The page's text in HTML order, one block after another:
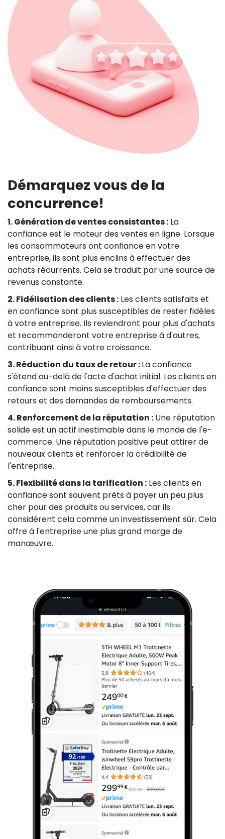
Démarquez vous de la
concurrence!
1. Génération de ventes consistantes : La
confiance est le moteur des ventes en ligne. Lorsque
les consommateurs ont confiance en votre
entreprise, ils sont plus enclins à effectuer des
achats récurrents. Cela se traduit par une source de
revenus constante.
2. Fidélisation des clients : Les clients satisfaits et
en confiance sont plus susceptibles de rester fidèles
à votre entreprise. Ils reviendront pour plus d'achats
et recommanderont votre entreprise à d'autres,
contribuant ainsi à votre croissance.
3. Réduction du taux de retour :La confiance
s'étend au-delà de l'acte d'achat initial. Les clients en
confiance sont moins susceptibles d'effectuer des
retours et des demandes de remboursements.
4. Renforcement de la réputation : Une réputation
solide est un actif inestimable dans le monde de l'e-
commerce. Une réputation positive peut attirer de
nouveaux clients et renforcer la crédibilité de
l'entreprise.
5. Flexibilité dans la tarification : Les clients en
confiance sont souvent prêts à payer un peu plus
cher pour des produits ou services, car ils
considèrent cela comme un investissement sûr. Cela
offre à l'entreprise une plus grand marge de
manœuvre.